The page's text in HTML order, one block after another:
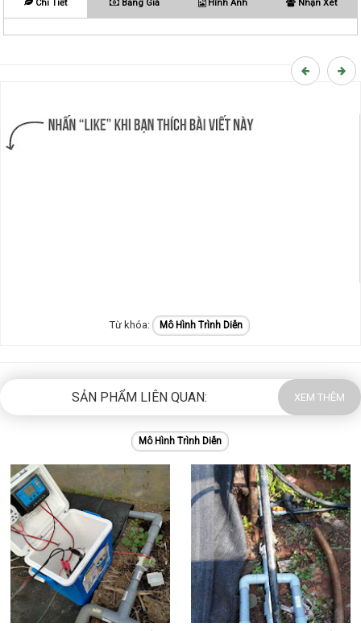
Chi Tiết Bảng Giá Hình Ảnh Nhận Xét
Mô Hình Trình Diễn
SẢN PHẨM LIÊN QUAN: XEM THÊM
Mô Hình Trình Diễn